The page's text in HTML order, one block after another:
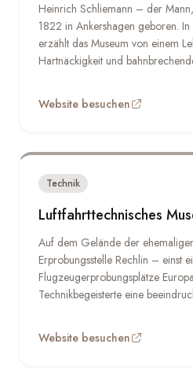
Heinrich Schliemann – der
1822 in Ankershagen geboren. In
erzählt das Museum von einem
Hartnäckigkeit und
Exponate zu den Ausgrabungen
dem Mythos lebendig werden.
Website besuchen
Technik
Luftfahrttechnisches
Auf dem Gelände der
Erprobungsstelle Rechlin – einst
Flugzeugerprobungsplätze
Technikbegeisterte eine
Geschichte der Luftfahrt im 20.
seltenen Einblick in eine
Website besuchen